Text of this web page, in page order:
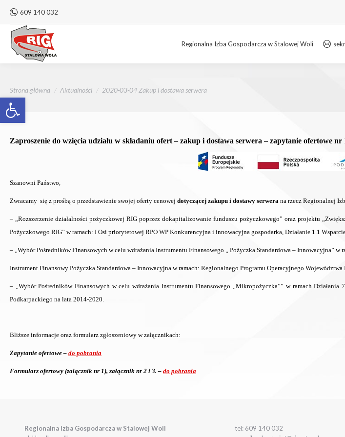
Otwórz pasek narzędzi
609 140 032
Regionalna Izba Gospodarcza w Stalowej Woli
Jesteś tutaj:
Strona główna Aktualności 2020-03-04 Zakup i dostawa serwera
Zaproszenie do wzięcia udziału w składaniu ofert – zakup i dostawa serwera – zapytanie ofertowe nr
Szanowni Państwo,
Zwracamy się z prośbą o przedstawienie swojej oferty cenowej dotyczącej zakupu i dostawy serwera na rzecz Regionalnej
– „Rozszerzenie działalności pożyczkowej RIG poprzez dokapitalizowanie funduszu pożyczkowego” oraz projektu
Pożyczkowego RIG” w ramach: I Osi priorytetowej RPO WP Konkurencyjna i innowacyjna gospodarka, Działanie 1.1
– „Wybór Pośredników Finansowych w celu wdrażania Instrumentu Finansowego „ Pożyczka Standardowa – Innowacyjna” w
Instrument Finansowy Pożyczka Standardowa – Innowacyjna w ramach: Regionalnego Programu Operacyjnego
– „Wybór Pośredników Finansowych w celu wdrażania Instrumentu Finansowego „Mikropożyczka”” w ramach Działania
Podkarpackiego na lata 2014-2020.
Bliższe informacje oraz formularz zgłoszeniowy w załącznikach:
Zapytanie ofertowe – do pobrania
Formularz ofertowy (załącznik nr 1), załącznik nr 2 i 3. – do pobrania
Regionalna Izba Gospodarcza w Stalowej Woli
tel: 609 140 032